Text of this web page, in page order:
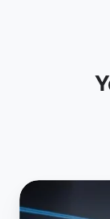
Impressão
em